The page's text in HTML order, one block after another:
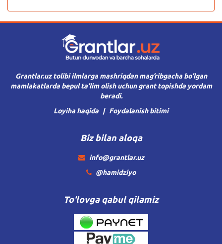
Grantlar.uz tolibi ilmlarga mashriqdan mag’ribgacha bo’lgan
mamlakatlarda bepul ta’lim olish uchun grant topishda yordam
beradi.
Loyiha haqida
Foydalanish bitimi
Biz bilan aloqa
info@grantlar.uz
@hamidziyo
To'lovga qabul qilamiz